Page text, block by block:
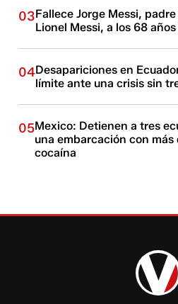
03Fallece Jorge Messi,
Lionel Messi, a los 68
04Desapariciones en
límite ante una crisis sin
05Mexico: Detienen a tres
una embarcación con
cocaína